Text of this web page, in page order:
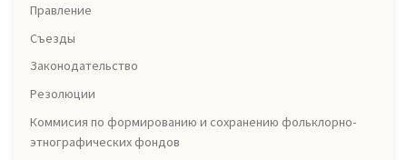
Правление
Съезды
Законодательство
Резолюции
Коммисия по формированию и сохранению фольклорно-
этнографических фондов